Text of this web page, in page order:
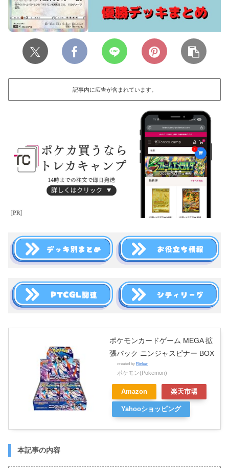
記事内に広告が含まれています。
ポケモンカードゲーム MEGA 拡
張パック ニンジャスピナー BOX
created by Rinker
ポケモン(Pokemon)
Amazon 楽天市場
Yahooショッピング
本記事の内容